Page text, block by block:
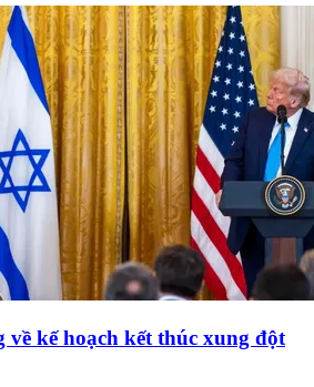
về kế hoạch kết thúc xung đột